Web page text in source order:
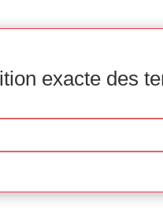
exacte des